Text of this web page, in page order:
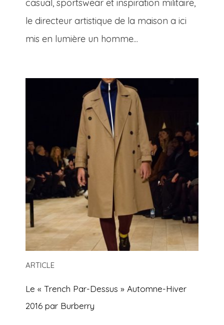
casual, sportswear et inspiration militaire,
le directeur artistique de la maison a ici
mis en lumière un homme...
ARTICLE
Le « Trench Par-Dessus » Automne-Hiver
2016 par Burberry